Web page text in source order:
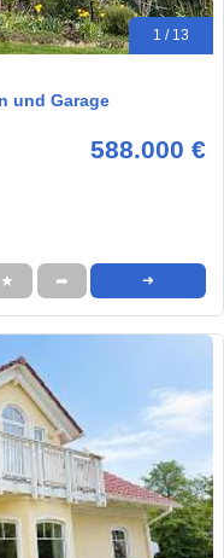
1 / 13
und Garage
588.000 €
★ ➦ ➜